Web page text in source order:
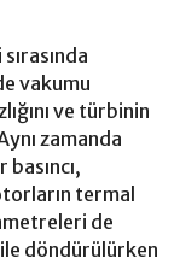
vakumu
ve türbinin
zamanda
termal
de
döndürülürken